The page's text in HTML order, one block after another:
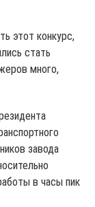
этот конкурс,
стать
много,
завода
в часы пик